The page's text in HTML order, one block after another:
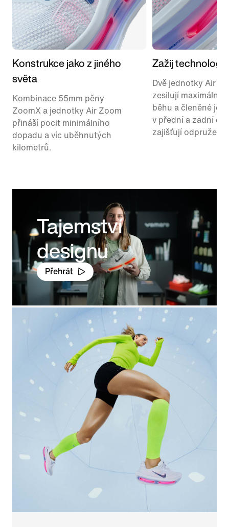
Konstrukce jako z jiného
světa
Kombinace 55mm pěny
ZoomX a jednotky Air Zoom
přináší pocit minimálního
dopadu a víc uběhnutých
kilometrů.
Zažij technologii
Dvě jednotky Air
zesilují maximální
běhu a členěné
v přední a zadní
zajišťují odpružený
Tajemství
designu
Přehrát